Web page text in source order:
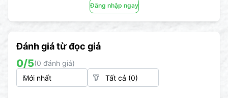
Đăng nhập ngay
Đánh giá từ đọc giả
0/5(0 đánh giá)